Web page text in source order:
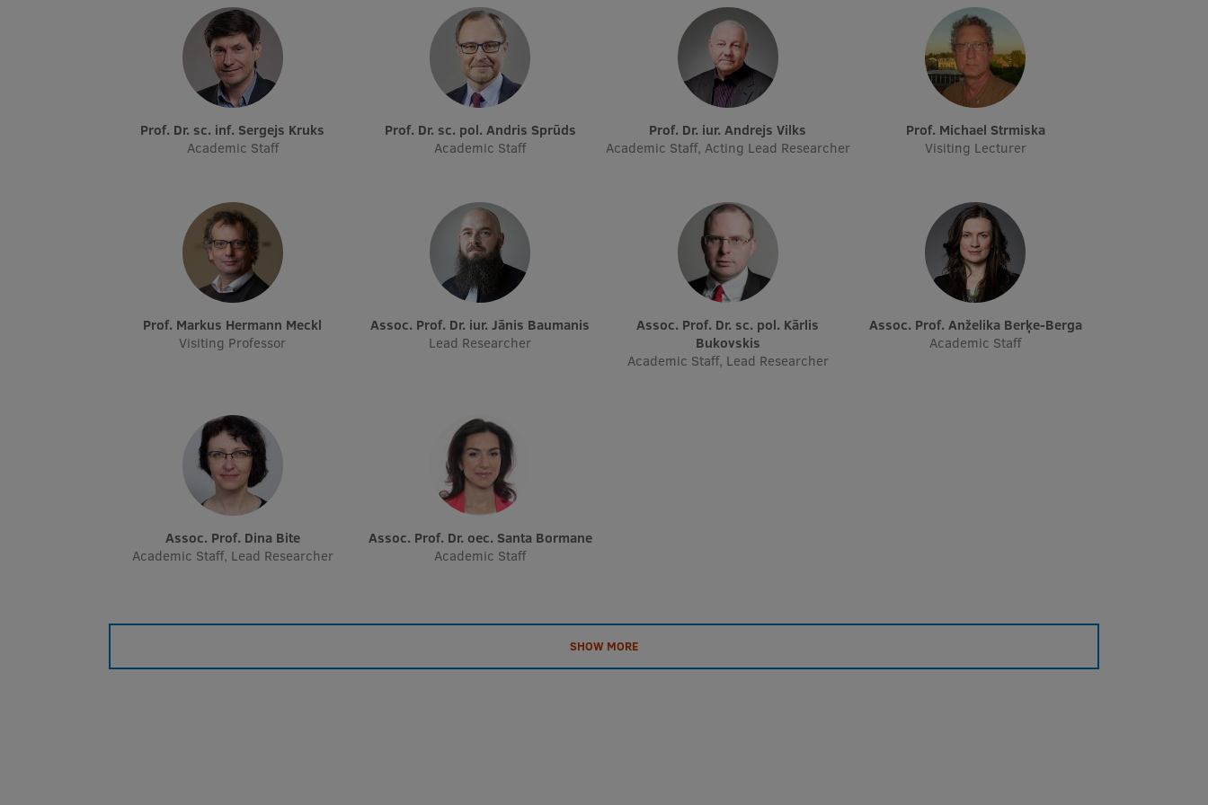
Prof. Dr. sc. inf. Sergejs Kruks
Academic Staff
Prof. Dr. sc. pol. Andris Sprūds
Academic Staff
Prof. Dr. iur. Andrejs Vilks
Academic Staff, Acting Lead Researcher
Prof. Michael Strmiska
Visiting Lecturer
Prof. Markus Hermann Meckl
Visiting Professor
Assoc. Prof. Dr. iur. Jānis Baumanis
Lead Researcher
Assoc. Prof. Dr. sc. pol. Kārlis
Bukovskis
Academic Staff, Lead Researcher
Assoc. Prof. Anželika Berķe-Berga
Academic Staff
Assoc. Prof. Dina Bite
Academic Staff, Lead Researcher
Assoc. Prof. Dr. oec. Santa Bormane
Academic Staff
SHOW MORE